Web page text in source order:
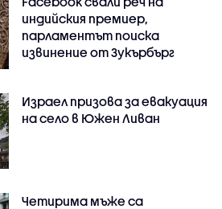
индийския премиер,
парламентът поиска
извинение от Зукърбърг
Израел призова за евакуация
на село в Южен Ливан
Четирима мъже са